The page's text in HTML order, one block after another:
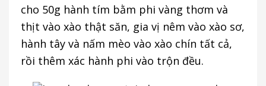
cho 50g hành tím bằm phi vàng thơm và
thịt vào xào thật săn, gia vị nêm vào xào sơ,
hành tây và nấm mèo vào xào chín tất cả,
rồi thêm xác hành phi vào trộn đều.